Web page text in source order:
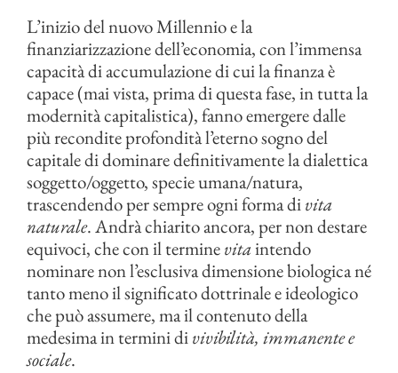
L’inizio del nuovo Millennio e la
finanziarizzazione dell’economia, con l’immensa
capacità di accumulazione di cui la finanza è
capace (mai vista, prima di questa fase, in tutta la
modernità capitalistica), fanno emergere dalle
più recondite profondità l’eterno sogno del
capitale di dominare definitivamente la dialettica
soggetto/oggetto, specie umana/natura,
trascendendo per sempre ogni forma divita
naturale. Andrà chiarito ancora, per non destare
equivoci, che con il terminevitaintendo
nominare non l’esclusiva dimensione biologica né
tanto meno il significato dottrinale e ideologico
che può assumere, ma il contenuto della
medesima in termini divivibilità, immanente e
sociale.